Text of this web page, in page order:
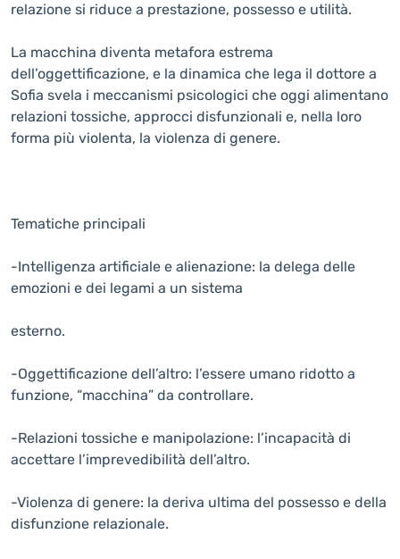
relazione si riduce a prestazione, possesso e utilità.
La macchina diventa metafora estrema
dell’oggettificazione, e la dinamica che lega il dottore a
Sofia svela i meccanismi psicologici che oggi alimentano
relazioni tossiche, approcci disfunzionali e, nella loro
forma più violenta, la violenza di genere.
Tematiche principali
-Intelligenza artificiale e alienazione: la delega delle
emozioni e dei legami a un sistema
esterno.
-Oggettificazione dell’altro: l’essere umano ridotto a
funzione, “macchina” da controllare.
-Relazioni tossiche e manipolazione: l’incapacità di
accettare l’imprevedibilità dell’altro.
-Violenza di genere: la deriva ultima del possesso e della
disfunzione relazionale.